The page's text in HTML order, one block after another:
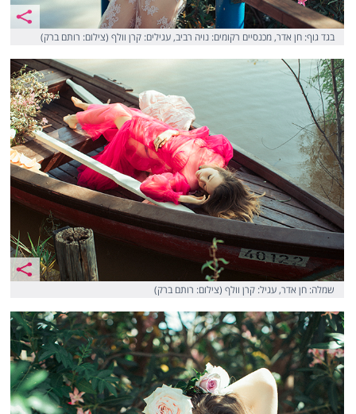
בגד גוף: חן אדר, מכנסיים רקומים: נויה רביב, עגילים: קרן וולף (צילום: רותם ברק)
שמלה: חן אדר, עגיל: קרן וולף (צילום: רותם ברק)